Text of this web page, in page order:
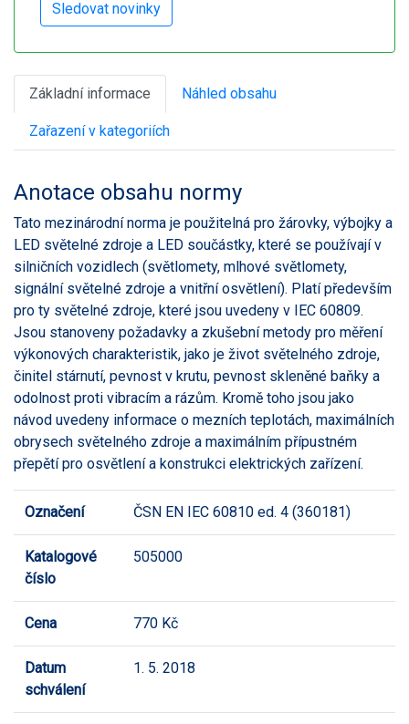
Základní informace Náhled obsahu
Zařazení v kategoriích
Anotace obsahu normy
Tato mezinárodní norma je použitelná pro žárovky, výbojky a
LED světelné zdroje a LED součástky, které se používají v
silničních vozidlech (světlomety, mlhové světlomety,
signální světelné zdroje a vnitřní osvětlení). Platí především
pro ty světelné zdroje, které jsou uvedeny v IEC 60809.
Jsou stanoveny požadavky a zkušební metody pro měření
výkonových charakteristik, jako je život světelného zdroje,
činitel stárnutí, pevnost v krutu, pevnost skleněné baňky a
odolnost proti vibracím a rázům. Kromě toho jsou jako
návod uvedeny informace o mezních teplotách, maximálních
obrysech světelného zdroje a maximálním přípustném
přepětí pro osvětlení a konstrukci elektrických zařízení.
Označení ČSN EN IEC 60810 ed. 4 (360181)
Katalogové
číslo
505000
Cena 770 Kč
Datum
schválení
1. 5. 2018